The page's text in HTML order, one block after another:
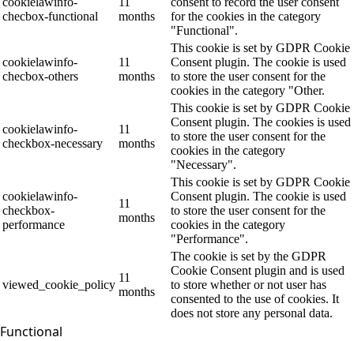
checbox-functional
months
for the cookies in the category
"Functional".
cookielawinfo-
checbox-others
11
months
This cookie is set by GDPR Cookie
Consent plugin. The cookie is used
to store the user consent for the
cookies in the category "Other.
cookielawinfo-
checkbox-necessary
11
months
This cookie is set by GDPR Cookie
Consent plugin. The cookies is used
to store the user consent for the
cookies in the category
"Necessary".
cookielawinfo-
checkbox-
performance
11
months
This cookie is set by GDPR Cookie
Consent plugin. The cookie is used
to store the user consent for the
cookies in the category
"Performance".
viewed_cookie_policy
11
months
The cookie is set by the GDPR
Cookie Consent plugin and is used
to store whether or not user has
consented to the use of cookies. It
does not store any personal data.
Functional